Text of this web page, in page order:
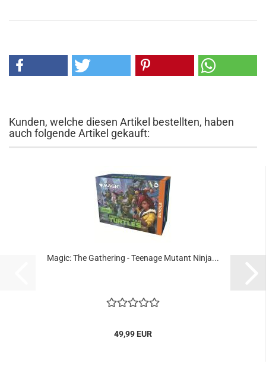
Kunden, welche diesen Artikel bestellten, haben
auch folgende Artikel gekauft:
Magic: The Gathe­ring - Teenage Mu­tant Ninja...
49,99 EUR